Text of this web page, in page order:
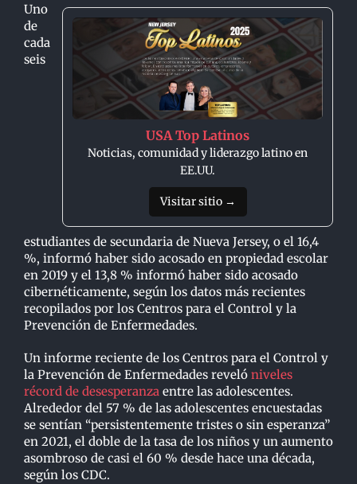
USA Top Latinos
Noticias, comunidad y liderazgo latino en
EE.UU.
Visitar sitio →
Uno
de
cada
seis
estudiantes de secundaria de Nueva Jersey, o el 16,4
%, informó haber sido acosado en propiedad escolar
en 2019 y el 13,8 % informó haber sido acosado
cibernéticamente, según los datos más recientes
recopilados por los Centros para el Control y la
Prevención de Enfermedades.
Un informe reciente de los Centros para el Control y
la Prevención de Enfermedades reveló niveles
récord de desesperanzaentre las adolescentes.
Alrededor del 57 % de las adolescentes encuestadas
se sentían “persistentemente tristes o sin esperanza”
en 2021, el doble de la tasa de los niños y un aumento
asombroso de casi el 60 % desde hace una década,
según los CDC.